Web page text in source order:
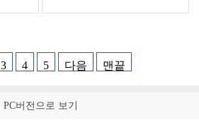
3 4 5 다음 맨끝
PC버전으로 보기